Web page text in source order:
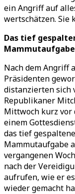
ein Angriff auf
wertschätzen. Sie
Das tief
Mammutaufgabe
Nach dem Angriff
Präsidenten
distanzierten sich
Republikaner
Mittwoch kurz vor
einem
das tief
Mammutaufgabe
vergangenen
nach der
aufrufen, wie er
wieder gemacht